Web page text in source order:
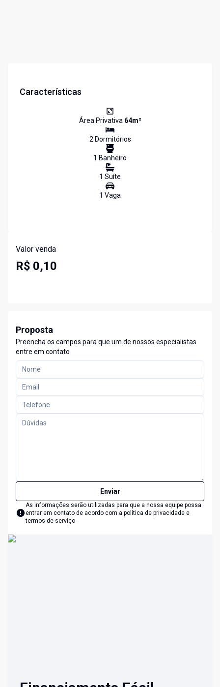
Características
Área Privativa 64m²
2Dormitórios
1 Banheiro
1 Suíte
1 Vaga
Valor venda
R$ 0,10
Proposta
Preencha os campos para que um de nossos especialistas
entre em contato
Enviar
As informações serão utilizadas para que a nossa equipe possa
entrar em contato de acordo com a política de privacidade e
termos de serviço